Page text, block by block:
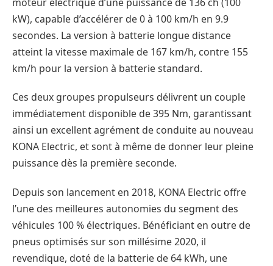
kW), capable d’accélérer de 0 à 100 km/h en 9.9
secondes. La version à batterie longue distance
atteint la vitesse maximale de 167 km/h, contre 155
km/h pour la version à batterie standard.
Ces deux groupes propulseurs délivrent un couple
immédiatement disponible de 395 Nm, garantissant
ainsi un excellent agrément de conduite au nouveau
KONA Electric, et sont à même de donner leur pleine
puissance dès la première seconde.
Depuis son lancement en 2018, KONA Electric offre
l’une des meilleures autonomies du segment des
véhicules 100 % électriques. Bénéficiant en outre de
pneus optimisés sur son millésime 2020, il
revendique, doté de la batterie de 64 kWh, une